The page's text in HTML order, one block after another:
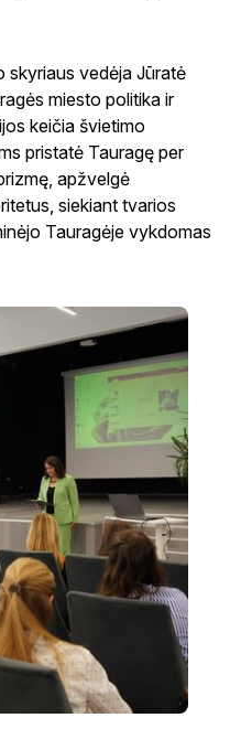
skyriaus vedėja Jūratė
miesto politika ir
keičia švietimo
pristatė Tauragę per
apžvelgė
siekiant tvarios
Tauragėje vykdomas